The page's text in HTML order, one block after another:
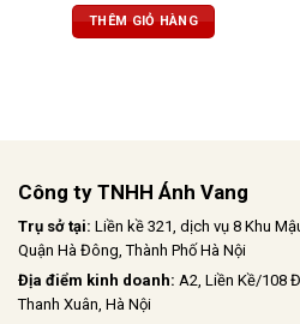
thanh lịch, tannin mềm mại, hậu vị
ấn tượng
THÊM GIỎ HÀNG
Công ty TNHH Ánh Vang
Trụ sở tại: Liền kề 321, dịch vụ 8 Khu
Quận Hà Đông, Thành Phố Hà Nội
Địa điểm kinh doanh: A2, Liền Kề/108
Thanh Xuân, Hà Nội